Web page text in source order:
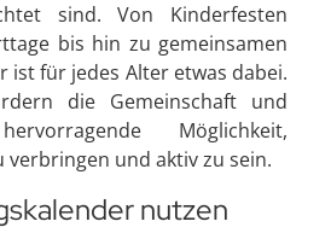
sind. Von Kinderfesten
bis hin zu gemeinsamen
ist für jedes Alter etwas dabei.
die Gemeinschaft und
Möglichkeit,
verbringen und aktiv zu sein.
nutzen